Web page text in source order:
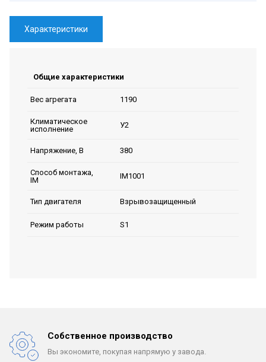
Характеристики
Общие характеристики
Вес агрегата 1190
Климатическое
исполнение
У2
Напряжение, В 380
Способ монтажа,
IM
IM1001
Тип двигателя Взрывозащищенный
Режим работы S1
Собственное производство
Вы экономите, покупая напрямую у завода.